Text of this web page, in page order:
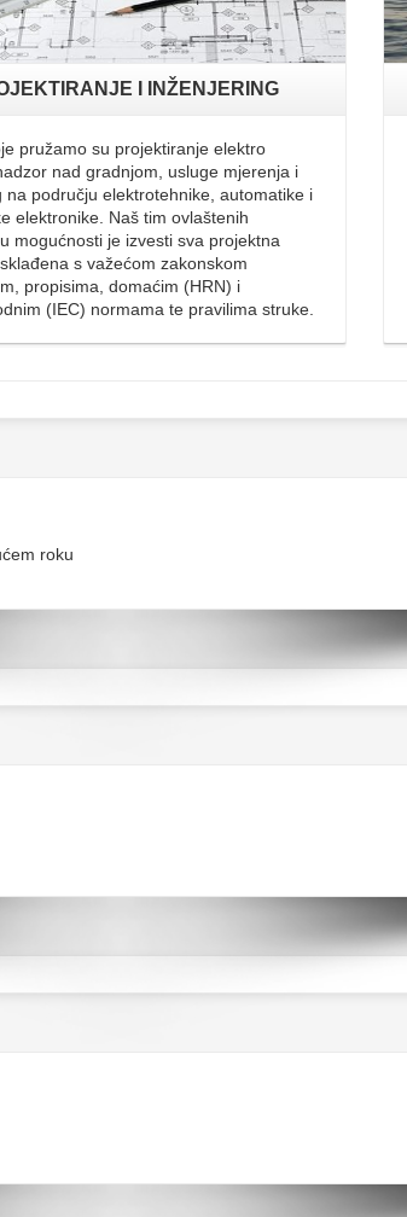
I INŽENJERING
pružamo su projektiranje elektro
nad gradnjom, usluge mjerenja i
na području elektrotehnike, automatike i
elektronike. Naš tim ovlaštenih
mogućnosti je izvesti sva projektna
s važećom zakonskom
propisima, domaćim (HRN) i
(IEC) normama te pravilima struke.
roku